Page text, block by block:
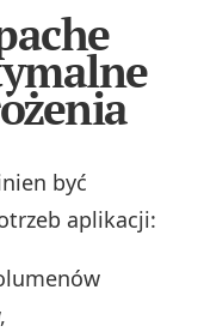
być
aplikacji: